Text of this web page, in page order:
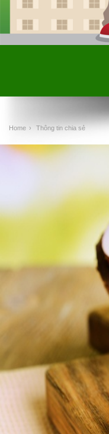
Home › Thông tin chia sẻ